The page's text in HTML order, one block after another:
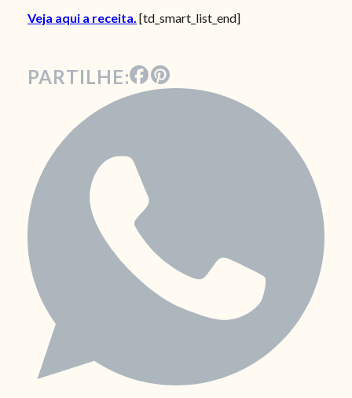
Veja aqui a receita. [td_smart_list_end]
PARTILHE: